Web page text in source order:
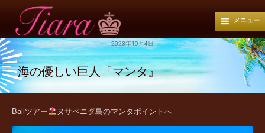
メニュー
2023年10月4日
海の優しい巨人『マンタ』
Baliツアー ヌサペニダ島のマンタポイントへ